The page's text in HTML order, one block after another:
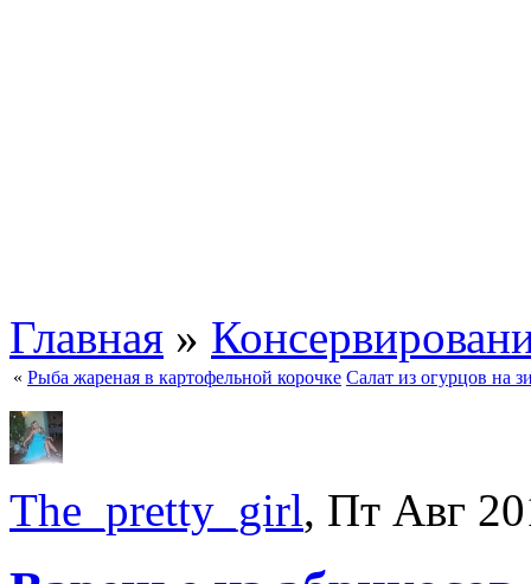
Главная »
« Рыба жареная в картофельной корочке Салат из огурцов на
The_pretty_girl, Пт Авг